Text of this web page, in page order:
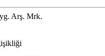
Arş. Mrk.